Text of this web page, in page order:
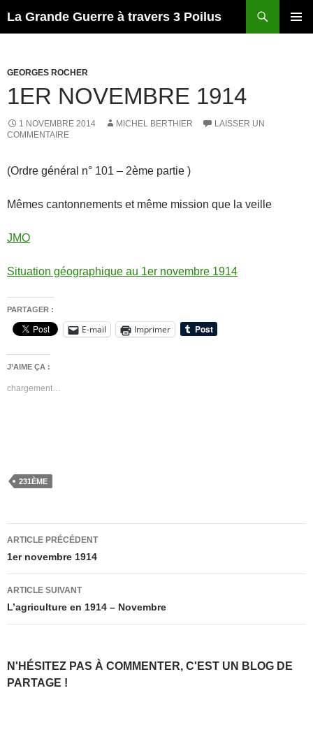
La Grande Guerre à travers 3 Poilus
GEORGES ROCHER
1ER NOVEMBRE 1914
1 NOVEMBRE 2014 MICHEL BERTHIER
LAISSER UN
COMMENTAIRE
(Ordre général n° 101 – 2ème partie )
Mêmes cantonnements et même mission que la veille
JMO
Situation géographique au 1er novembre 1914
PARTAGER :
E-mail Imprimer
J’AIME ÇA :
chargement…
231ÈME
Navigation
des
articles
ARTICLE PRÉCÉDENT
1er novembre 1914
ARTICLE SUIVANT
L’agriculture en 1914 – Novembre
N'HÉSITEZ PAS À COMMENTER, C'EST UN BLOG DE
PARTAGE !